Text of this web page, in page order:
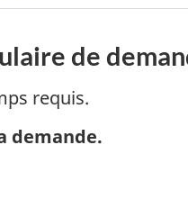
de
requis.
demande.